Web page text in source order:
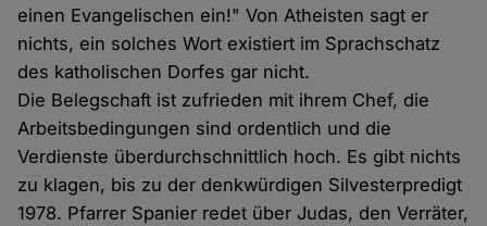
einen Evangelischen ein!" Von Atheisten sagt er
nichts, ein solches Wort existiert im Sprachschatz
des katholischen Dorfes gar nicht.
Die Belegschaft ist zufrieden mit ihrem Chef, die
Arbeitsbedingungen sind ordentlich und die
Verdienste überdurchschnittlich hoch. Es gibt nichts
zu klagen, bis zu der denkwürdigen Silvesterpredigt
1978. Pfarrer Spanier redet über Judas, den Verräter,